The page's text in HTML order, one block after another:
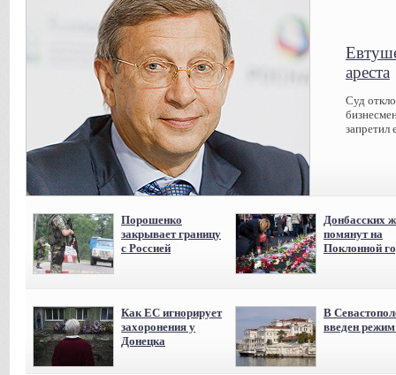
ареста
Суд
запретил
Порошенко
закрывает границу
с Россией
Донбасских
помянут на
Поклонной
Как ЕС игнорирует
захоронения у
Донецка
В
введен